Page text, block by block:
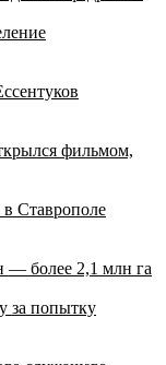
фильмом,
Ставрополе
— более 2,1 млн га
за попытку